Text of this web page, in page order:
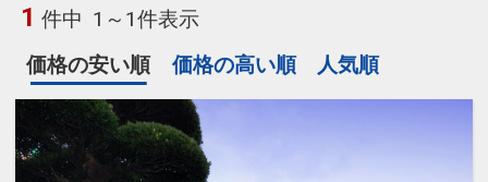
1 件中 1～1件表示
価格の安い順
価格の高い順 人気順